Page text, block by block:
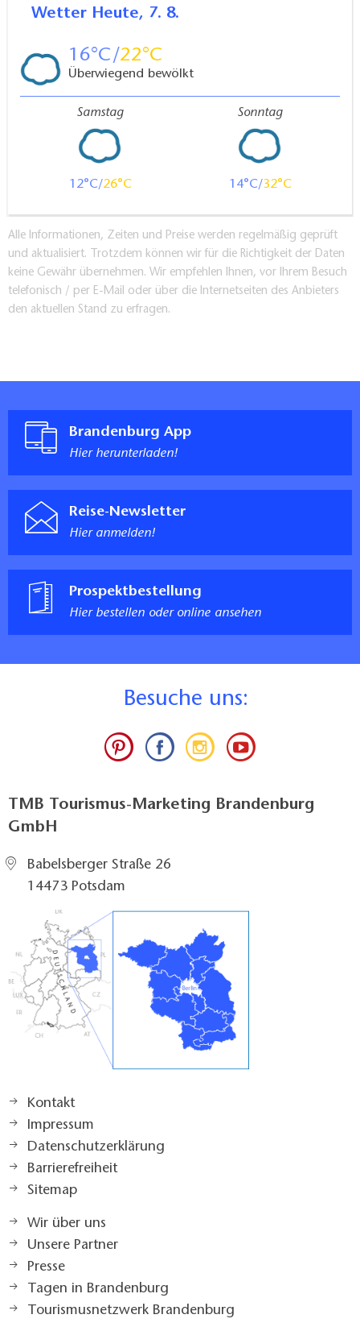
Wetter Heute, 7. 8.
16 22
Überwiegend bewölkt
Samstag
12 26
Sonntag
14 32
Alle Informationen, Zeiten und Preise werden regelmäßig geprüft
und aktualisiert. Trotzdem können wir für die Richtigkeit der Daten
keine Gewähr übernehmen. Wir empfehlen Ihnen, vor Ihrem Besuch
telefonisch / per E-Mail oder über die Internetseiten des Anbieters
den aktuellen Stand zu erfragen.
Brandenburg App
Hier herunterladen!
Reise-Newsletter
Hier anmelden!
Prospektbestellung
Hier bestellen oder online ansehen
Besuche uns:
TMB Tourismus-Marketing Brandenburg
GmbH
Babelsberger Straße 26
14473 Potsdam
Kontakt
Impressum
Datenschutzerklärung
Barrierefreiheit
Sitemap
Wir über uns
Unsere Partner
Presse
Tagen in Brandenburg
Tourismusnetzwerk Brandenburg